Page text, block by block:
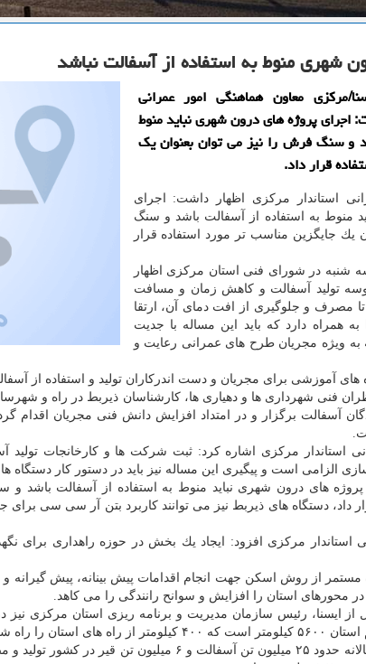
شهری منوط به استفاده از آسفالت نباشد
مركزی معاون هماهنگی امور عمرانی
اجرای پروژه های درون شهری نباید منوط
و سنگ فرش را نیز می توان بعنوان یك
قرار داد.
استاندار مركزی اظهار داشت: اجرای
منوط به استفاده از آسفالت باشد و سنگ
یك جایگزین مناسب تر مورد استفاده قرار
شنبه در شورای فنی استان مركزی اظهار
تولید آسفالت و كاهش زمان و مسافت
مصرف و جلوگیری از افت دمای آن، ارتقا
همراه دارد كه باید این مساله با جدیت
به ویژه مجریان طرح های عمرانی رعایت و
های آموزشی برای مجریان و دست اندركاران تولید و استفاده از
فنی شهرداری ها و دهیاری ها، كارشناسان ذیربط در راه و
آسفالت برگزار و در امتداد افزایش دانش فنی مجریان اقدام
استاندار مركزی اشاره كرد: ثبت شركت ها و كارخانجات تولید
الزامی است و پیگیری این مساله نیز باید در دستور كار دستگاه
پروژه های درون شهری نباید منوط به استفاده از آسفالت باشد
داد، دستگاه های ذیربط نیز می توانند كاربرد بتن آر سی سی برای
استاندار مركزی افزود: ایجاد یك بخش در حوزه راهداری برای
مستمر از روش اسكن جهت انجام اقدامات پیش بینانه، پیش گیرانه
محورهای استان را افزایش و سوانح رانندگی را می كاهد.
شوسه تشكیل می دهد.
رقیه یادگاری اضافه كرد: سالانه حدود ۲۵ میلیون تن